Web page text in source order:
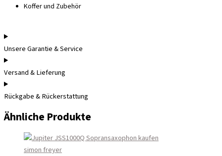
Koffer und Zubehör
Unsere Garantie & Service
Versand & Lieferung
Rückgabe & Rückerstattung
Ähnliche Produkte